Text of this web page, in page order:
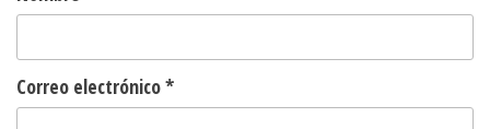
Correo electrónico*